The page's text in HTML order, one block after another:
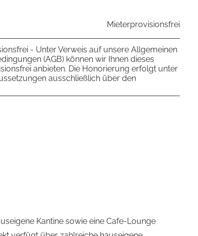
Mieterprovisionsfrei
- Unter Verweis auf unsere Allgemeinen
(AGB) können wir Ihnen dieses
anbieten. Die Honorierung erfolgt unter
ausschließlich über den
Kantine sowie eine Cafe-Lounge